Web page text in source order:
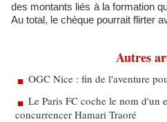
des montants liés à la formation
Au total, le chèque pourrait flirter
Autres
OGC Nice : fin de l'aventure
Le Paris FC coche le nom d'un
concurrencer Hamari Traoré